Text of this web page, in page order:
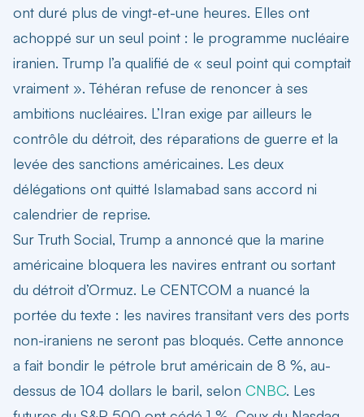
ont duré plus de vingt-et-une heures. Elles ont
achoppé sur un seul point : le programme nucléaire
iranien. Trump l’a qualifié de « seul point qui comptait
vraiment ». Téhéran refuse de renoncer à ses
ambitions nucléaires. L’Iran exige par ailleurs le
contrôle du détroit, des réparations de guerre et la
levée des sanctions américaines. Les deux
délégations ont quitté Islamabad sans accord ni
calendrier de reprise.
Sur Truth Social, Trump a annoncé que la marine
américaine bloquera les navires entrant ou sortant
du détroit d’Ormuz. Le CENTCOM a nuancé la
portée du texte : les navires transitant vers des ports
non-iraniens ne seront pas bloqués. Cette annonce
a fait bondir le pétrole brut américain de 8 %, au-
dessus de 104 dollars le baril, selon CNBC. Les